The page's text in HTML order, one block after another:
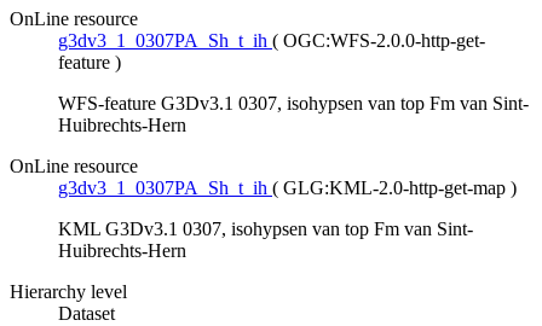
OnLine resource
g3dv3_1_0307PA_Sh_t_ih ( OGC:WFS-2.0.0-http-get-
feature )
WFS-feature G3Dv3.1 0307, isohypsen van top Fm van Sint-
Huibrechts-Hern
OnLine resource
g3dv3_1_0307PA_Sh_t_ih ( GLG:KML-2.0-http-get-map )
KML G3Dv3.1 0307, isohypsen van top Fm van Sint-
Huibrechts-Hern
Hierarchy level
Dataset